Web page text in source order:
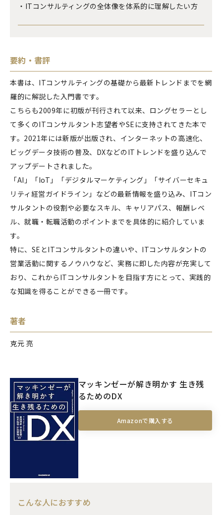
・ITコンサルティングの全体像を体系的に理解したい方
要約・書評
本書は、ITコンサルティングの基礎から最新トレンドまでを網
羅的に解説した入門書です。
こちらも2009年に初版が刊行されて以来、ロングセラーとし
て多くのITコンサルタント志望者やSEに支持されてきた本で
す。2021年には新版が出版され、インターネットの高速化、
ビッグデータ技術の普及、DXなどのITトレンドを盛り込んで
アップデートされました。
「AI」「IoT」「デジタルマーケティング」「サイバーセキュ
リティ経営ガイドライン」などの最新情報を盛り込み、ITコン
サルタントの役割や必要なスキル、キャリアパス、報酬レベ
ル、就職・転職活動のポイントまでを具体的に紹介していま
す。
特に、SEとITコンサルタントの違いや、ITコンサルタントの
営業活動に関するノウハウなど、実務に即した内容が充実して
おり、これからITコンサルタントを目指す方にとって、実践的
な知識を得ることができる一冊です。
著者
克元 亮
マッキンゼーが解き明かす 生き残
るためのDX
Amazonで購入する
こんな人におすすめ